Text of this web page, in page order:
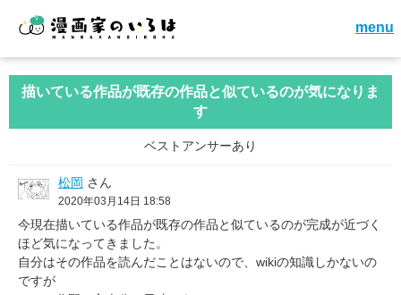
menu
描いている作品が既存の作品と似ているのが気になりま
す
ベストアンサーあり
松岡 さん
2020年03月14日 18:58
今現在描いている作品が既存の作品と似ているのが完成が近づく
ほど気になってきました。
自分はその作品を読んだことはないので、wikiの知識しかないの
ですが